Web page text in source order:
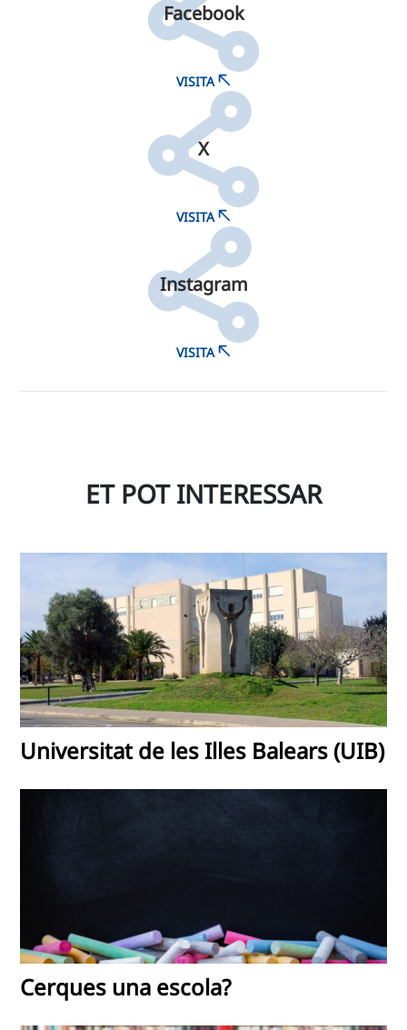
Facebook
VISITA
X
VISITA
Instagram
VISITA
ET POT INTERESSAR
Universitat de les Illes Balears (UIB)
Cerques una escola?